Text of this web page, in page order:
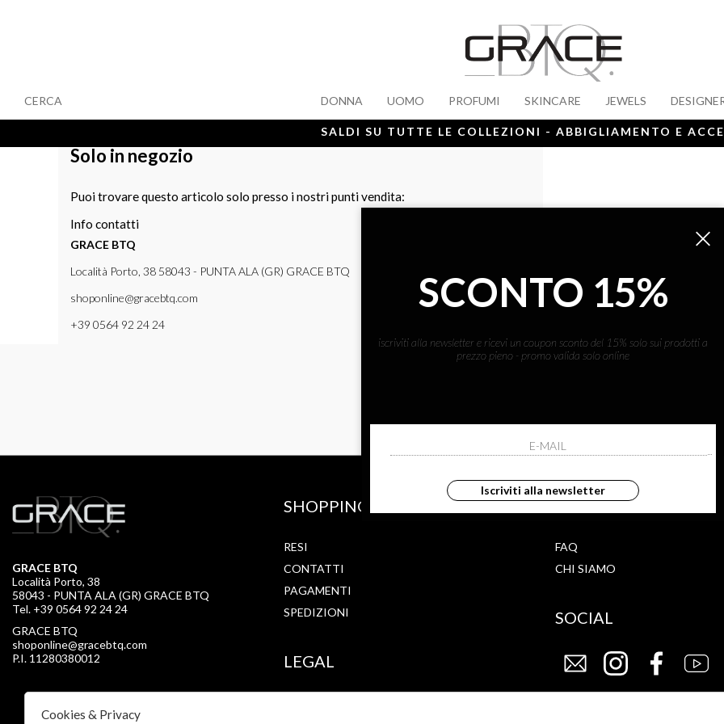
DONNA UOMO PROFUMI SKINCARE JEWELS
CERCA
SALDI SU TUTTE LE COLLEZIONI - ABBIGLIAMENTO E
Solo in negozio
Puoi trovare questo articolo solo presso i nostri punti vendita:
Info contatti
GRACE BTQ
Località Porto, 38 58043 - PUNTA ALA (GR) GRACE BTQ
shoponline@gracebtq.com
+39 0564 92 24 24
ISCRIVITI ALLA
ho letto ed accettato le condizioni sulla
GRACE BTQ
Località Porto, 38
58043 - PUNTA ALA (GR) GRACE BTQ
Tel. +39 0564 92 24 24
GRACE BTQ
shoponline@gracebtq.com
P.I. 11280380012
SHOPPING
RESI
CONTATTI
PAGAMENTI
SPEDIZIONI
LEGAL
STORE
FAQ
CHI SIAMO
SOCIAL
SCONTO 15%
iscriviti alla newsletter e ricevi un coupon sconto del 15% solo sui prodotti a
prezzo pieno - promo valida solo online
Iscriviti alla newsletter
Cookies & Privacy